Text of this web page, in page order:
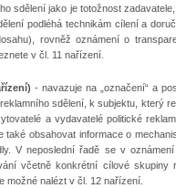
sdělení jako je totožnost
podléhá technikám cílení a
rovněž oznámení o
v čl. 11 nařízení.
- navazuje na „označení“ a
sdělení, k subjektu, který
a vydavatelé politické
obsahovat informace o
V neposlední řadě se v
včetně konkrétní cílové skupiny
možné nalézt v čl. 12 nařízení.